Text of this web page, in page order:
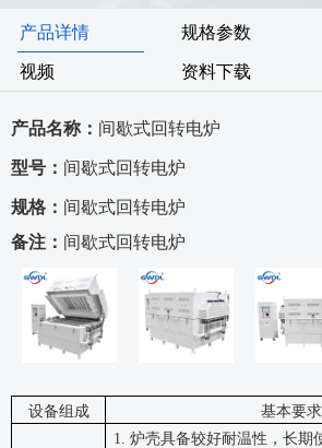
产品详情 规格参数
视频
资料下载
产品名称： 间歇式回转电炉
型号： 间歇式回转电炉
规格： 间歇式回转电炉
备注： 间歇式回转电炉
设备组成 基本要求
1. 炉壳具备较好耐温性，长期